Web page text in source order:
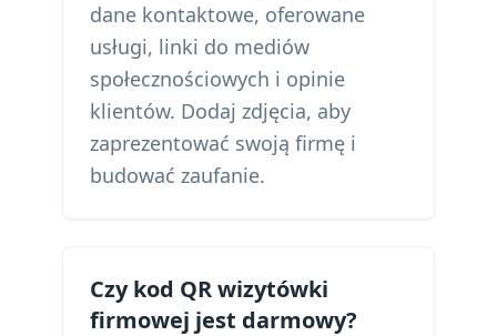
dane kontaktowe, oferowane
usługi, linki do mediów
społecznościowych i opinie
klientów. Dodaj zdjęcia, aby
zaprezentować swoją firmę i
budować zaufanie.
Czy kod QR wizytówki
firmowej jest darmowy?